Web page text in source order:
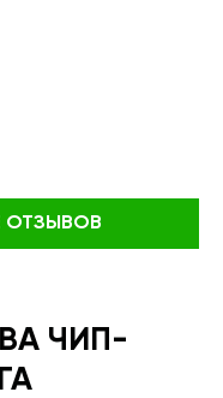
ОТЗЫВОВ
ЧИП-